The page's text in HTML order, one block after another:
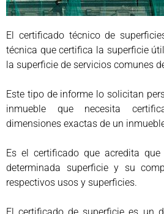
El certificado técnico de
técnica que certifica la superficie
la superficie de servicios comunes
Este tipo de informe lo solicitan
inmueble que necesita
dimensiones exactas de un
Es el certificado que acredita
determinada superficie y su
respectivos usos y superficies.